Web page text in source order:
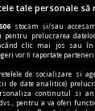
tale personale
stocăm și/sau
prelucrarea
clic mai jos sau
vor fi raportate
de socializare si
de date analitice)
continutul si
pentru a va oferi